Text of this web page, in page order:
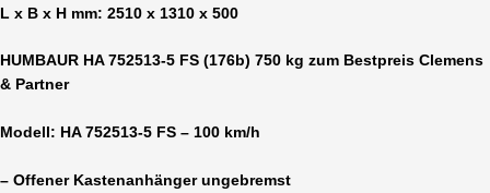
L x B x H mm: 2510 x 1310 x 500
HUMBAUR HA 752513-5 FS (176b) 750 kg zum Bestpreis Clemens
& Partner
Modell: HA 752513-5 FS – 100 km/h
– Offener Kastenanhänger ungebremst